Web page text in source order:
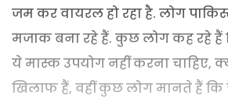
जम कर वायरल हो रहा है. लोग
मजाक बना रहे हैं. कुछ लोग कह रहे हैं
ये मास्क उपयोग नहीं करना चाहिए,
खिलाफ हैं, वहीं कुछ लोग मानते हैं